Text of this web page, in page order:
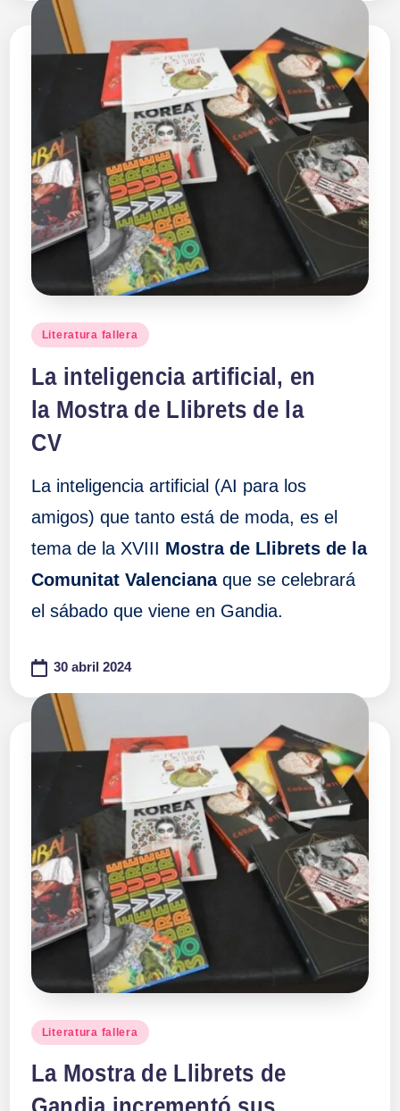
Publicado
Literatura fallera
La inteligencia artificial, en
la Mostra de Llibrets de la
CV
La inteligencia artificial (AI para los
amigos) que tanto está de moda, es el
tema de la XVIII Mostra de Llibrets de la
Comunitat Valencianaque se celebrará
el sábado que viene en Gandia.
30 abril 2024
Publicado
Literatura fallera
La Mostra de Llibrets de